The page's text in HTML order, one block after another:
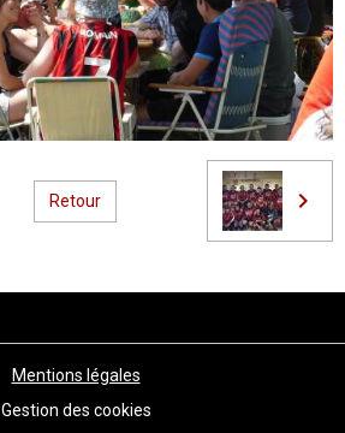
Retour
Mentions légales
Gestion des cookies